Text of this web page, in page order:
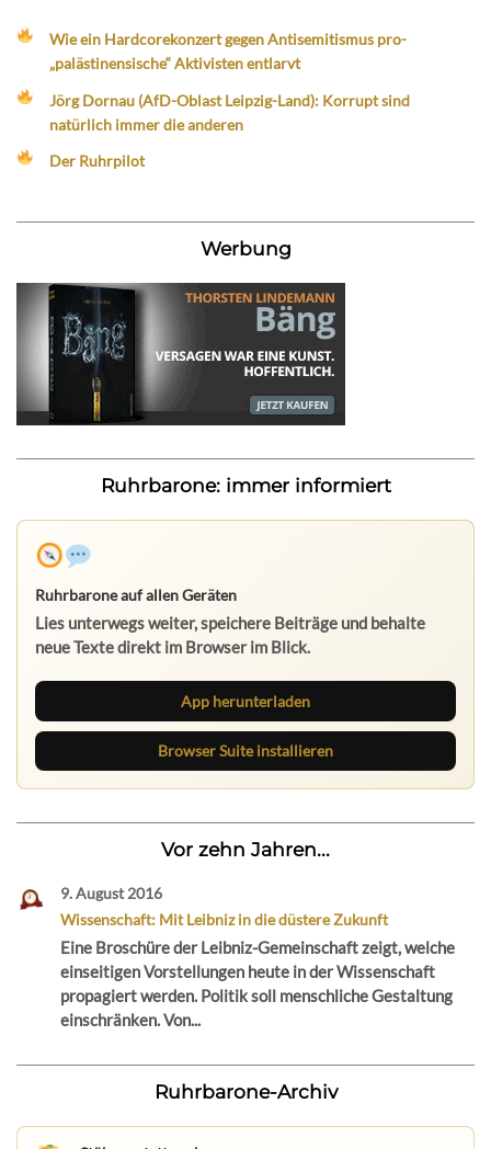
Wie ein Hardcorekonzert gegen Antisemitismus pro-
„palästinensische“ Aktivisten entlarvt
Jörg Dornau (AfD-Oblast Leipzig-Land): Korrupt sind
natürlich immer die anderen
Der Ruhrpilot
Werbung
Ruhrbarone: immer informiert
Ruhrbarone auf allen Geräten
Lies unterwegs weiter, speichere Beiträge und behalte
neue Texte direkt im Browser im Blick.
App herunterladen
Browser Suite installieren
Vor zehn Jahren...
9. August 2016
Wissenschaft: Mit Leibniz in die düstere Zukunft
Eine Broschüre der Leibniz-Gemeinschaft zeigt, welche
einseitigen Vorstellungen heute in der Wissenschaft
propagiert werden. Politik soll menschliche Gestaltung
einschränken. Von...
Ruhrbarone-Archiv